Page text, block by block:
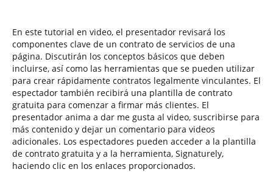
En este tutorial en video, el presentador revisará los
componentes clave de un contrato de servicios de una
página. Discutirán los conceptos básicos que deben
incluirse, así como las herramientas que se pueden utilizar
para crear rápidamente contratos legalmente vinculantes. El
espectador también recibirá una plantilla de contrato
gratuita para comenzar a firmar más clientes. El
presentador anima a dar me gusta al video, suscribirse para
más contenido y dejar un comentario para videos
adicionales. Los espectadores pueden acceder a la plantilla
de contrato gratuita y a la herramienta, Signaturely,
haciendo clic en los enlaces proporcionados.